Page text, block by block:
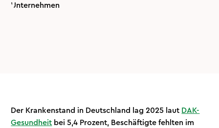
Der Krankenstand in Deutschland lag 2025 laut DAK-
Gesundheit bei 5,4 Prozent, Beschäftigte fehlten im